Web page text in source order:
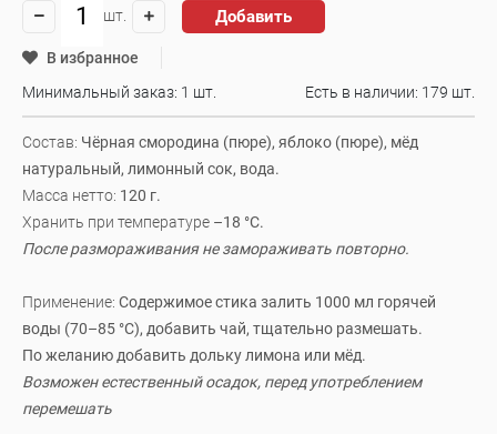
шт. Добавить
В избранное
Минимальный заказ: 1 шт.
Есть в наличии: 179 шт.
Состав: Чёрная смородина (пюре), яблоко (пюре), мёд
натуральный, лимонный сок, вода.
Масса нетто: 120 г.
Хранить при температуре –18 °C.
После размораживания не замораживать повторно.
Применение: Содержимое стика залить 1000 мл горячей
воды (70–85 °C), добавить чай, тщательно размешать.
По желанию добавить дольку лимона или мёд.
Возможен естественный осадок, перед употреблением
перемешать